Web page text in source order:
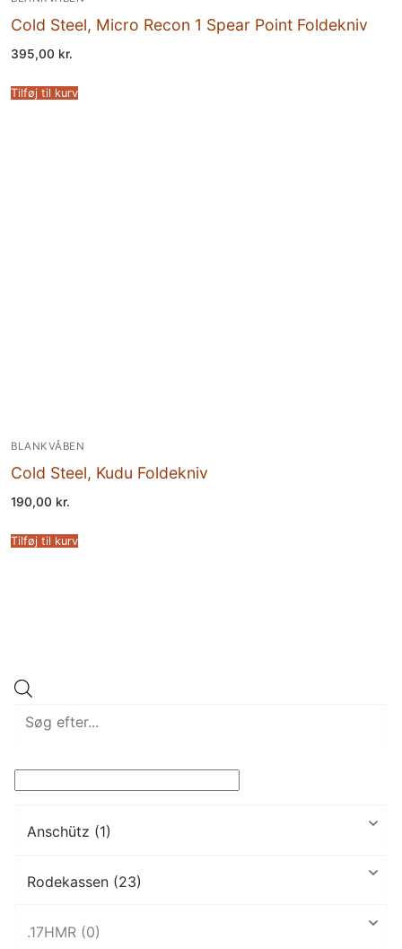
Cold Steel, Micro Recon 1 Spear Point Foldekniv
395,00 kr.
Tilføj til kurv
BLANKVÅBEN
Cold Steel, Kudu Foldekniv
190,00 kr.
Tilføj til kurv